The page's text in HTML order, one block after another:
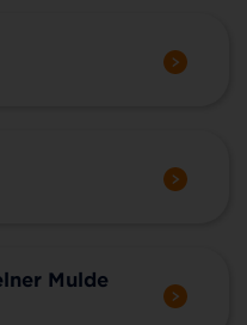
Mulde